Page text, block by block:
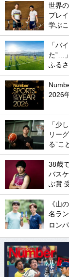
世界
ブレ
学ぶ
「バ
た”…
ふるさ
2026
「少
リー
る”こ
38歳
バス
ぶ賞
《山
名ラ
ロン